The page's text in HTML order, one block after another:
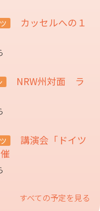
カッセルへの１
NRW州対面 ラ
講演会「ドイツ
催
すべての予定を見る